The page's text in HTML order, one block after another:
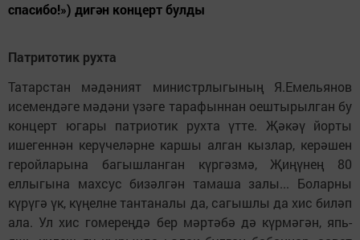
спасибо!») дигән концерт булды
Патритотик рухта
Татарстан мәдәният министрлыгының Я.Емельянов
исемендәге мәдәни үзәге тарафыннан оештырылган бу
концерт югары патриотик рухта үтте. Җәкәү йорты
ишегеннән керүчеләрне каршы алган кызлар, керәшен
геройларына багышланган күргәзмә, Җиңүнең 80
еллыгына махсус бизәлгән тамаша залы... Боларны
күрүгә үк, күңелне тантаналы да, сагышлы да хис биләп
ала. Ул хис гомереңдә бер мәртәбә дә күрмәгән, япь-